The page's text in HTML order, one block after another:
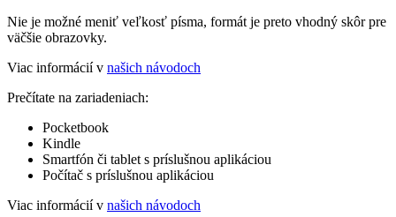
Nie je možné meniť veľkosť písma, formát je preto vhodný skôr pre
väčšie obrazovky.
Viac informácií v našich návodoch
Prečítate na zariadeniach:
Pocketbook
Kindle
Smartfón či tablet s príslušnou aplikáciou
Počítač s príslušnou aplikáciou
Viac informácií v našich návodoch